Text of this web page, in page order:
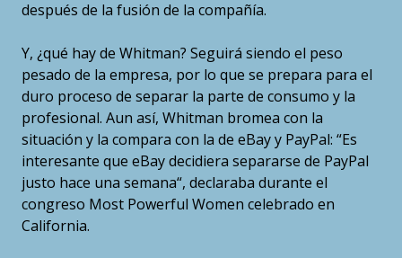
después de la fusión de la compañía.
Y, ¿qué hay de Whitman? Seguirá siendo el peso
pesado de la empresa, por lo que se prepara para el
duro proceso de separar la parte de consumo y la
profesional. Aun así, Whitman bromea con la
situación y la compara con la de eBay y PayPal: “Es
interesante que eBay decidiera separarse de PayPal
justo hace una semana“, declaraba durante el
congreso Most Powerful Women celebrado en
California.